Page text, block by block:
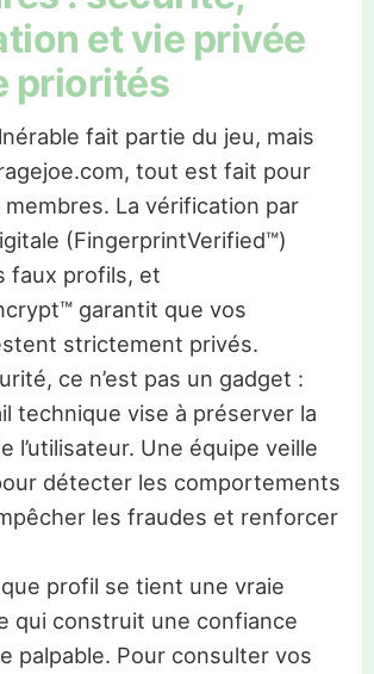
et vie privée
priorités
fait partie du jeu, mais
tout est fait pour
La vérification par
(FingerprintVerified™)
faux profils, et
garantit que vos
strictement privés.
ce n’est pas un gadget :
technique vise à préserver la
l’utilisateur. Une équipe veille
détecter les comportements
les fraudes et renforcer
profil se tient une vraie
qui construit une confiance
palpable. Pour consulter vos